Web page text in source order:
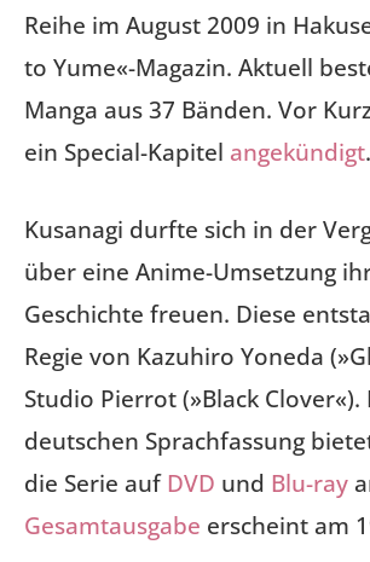
Reihe im August 2009 in
to Yume«-Magazin. Aktuell
Manga aus 37 Bänden. Vor
ein Special-Kapitel angekündigt.
Kusanagi durfte sich in der
über eine Anime-Umsetzung
Geschichte freuen. Diese
Regie von Kazuhiro Yoneda
Studio Pierrot (»Black
deutschen Sprachfassung
die Serie aufDVD und Blu-ray
Gesamtausgabe erscheint am